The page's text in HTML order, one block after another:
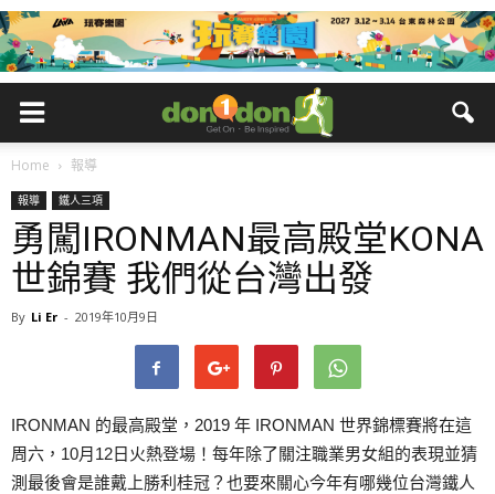
Home 報導
報導 鐵人三項
勇闖IRONMAN最高殿堂KONA
世錦賽 我們從台灣出發
By Li Er - 2019年10月9日
IRONMAN 的最高殿堂，2019 年 IRONMAN 世界錦標賽將在這
周六，10月12日火熱登場！每年除了關注職業男女組的表現並猜
測最後會是誰戴上勝利桂冠？也要來關心今年有哪幾位台灣鐵人